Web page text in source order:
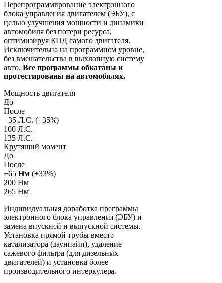
Перепрограммирование электронного
блока управления двигателем (ЭБУ), с
целью улучшения мощности и динамики
автомобиля без потери ресурса,
оптимизируя КПД самого двигателя.
Исключительно на программном уровне,
без вмешательства в выхлопную систему
авто. Все программы обкатаны и
протестированы на автомобилях.
Мощность двигателя
До
После
+35 Л.С. (+35%)
100 Л.С.
135 Л.С.
Крутящий момент
До
После
+65 Нм (+33%)
200 Нм
265 Нм
Индивидуальная доработка программы
электронного блока управления (ЭБУ) и
замена впускной и выпускной системы.
Установка прямой трубы вместо
катализатора (даунпайп), удаление
сажевого фильтра (для дизельных
двигателей) и установка более
производительного интеркулера.